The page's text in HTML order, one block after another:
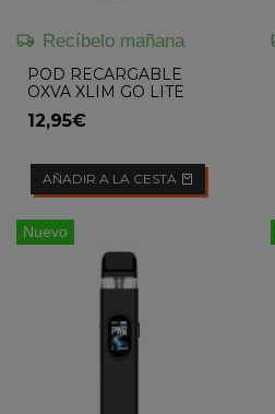
Recíbelo mañana
POD RECARGABLE
OXVA XLIM GO LITE
12,95€
AÑADIR A LA CESTA
Nuevo